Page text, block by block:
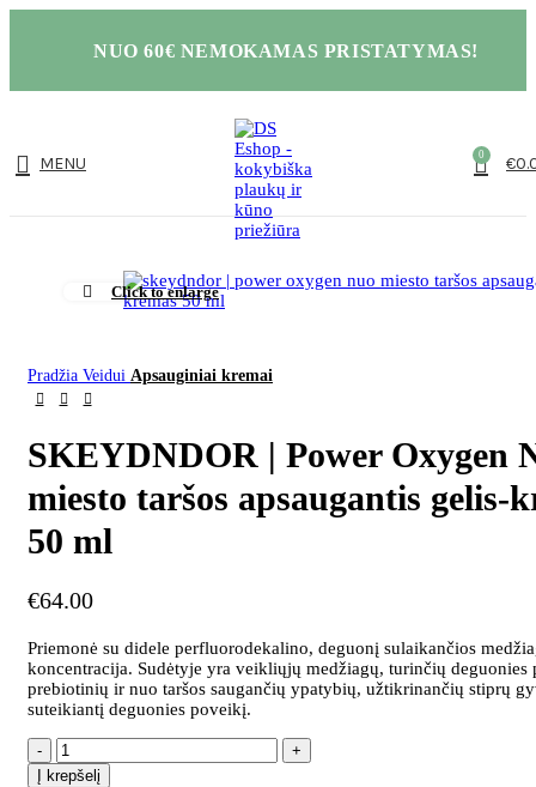
NUO 60€ NEMOKAMAS PRISTATYMAS!
MENU 0 €
Click to enlarge
Pradžia Veidui Apsauginiai kremai
SKEYDNDOR | Power Oxygen
miesto taršos apsaugantis gelis-
50 ml
€64.00
Priemonė su didele perfluorodekalino, deguonį sulaikančios
koncentracija. Sudėtyje yra veikliųjų medžiagų, turinčių deguonies
prebiotinių ir nuo taršos saugančių ypatybių, užtikrinančių stiprų
suteikiantį deguonies poveikį.
Į krepšelį